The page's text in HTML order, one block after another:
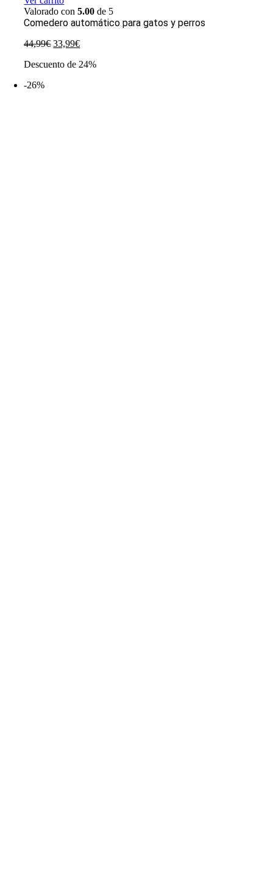
Valorado con5.00 de 5
Comedero automático para gatos y perros
44,99€ El
original
33,99€El
actual
Descuento de 24%
-26%